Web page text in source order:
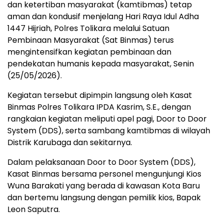
dan ketertiban masyarakat (kamtibmas) tetap
aman dan kondusif menjelang Hari Raya Idul Adha
1447 Hijriah, Polres Tolikara melalui Satuan
Pembinaan Masyarakat (Sat Binmas) terus
mengintensifkan kegiatan pembinaan dan
pendekatan humanis kepada masyarakat, Senin
(25/05/2026).
Kegiatan tersebut dipimpin langsung oleh Kasat
Binmas Polres Tolikara IPDA Kasrim, S.E., dengan
rangkaian kegiatan meliputi apel pagi, Door to Door
System (DDS), serta sambang kamtibmas di wilayah
Distrik Karubaga dan sekitarnya.
Dalam pelaksanaan Door to Door System (DDS),
Kasat Binmas bersama personel mengunjungi Kios
Wuna Barakati yang berada di kawasan Kota Baru
dan bertemu langsung dengan pemilik kios, Bapak
Leon Saputra.